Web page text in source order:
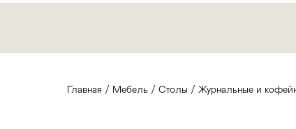
Главная / Мебель / Столы / Журнальные и